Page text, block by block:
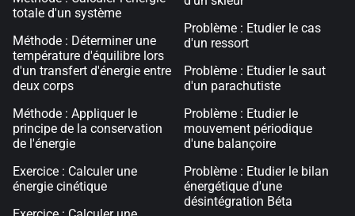
totale d'un système
Méthode : Déterminer une
température d'équilibre lors
d'un transfert d'énergie entre
deux corps
Méthode : Appliquer le
principe de la conservation
de l'énergie
Exercice : Calculer une
énergie cinétique
Problème : Etudier le cas
d'un ressort
Problème : Etudier le saut
d'un parachutiste
Problème : Etudier le
mouvement périodique
d'une balançoire
Problème : Etudier le bilan
énergétique d'une
désintégration Béta